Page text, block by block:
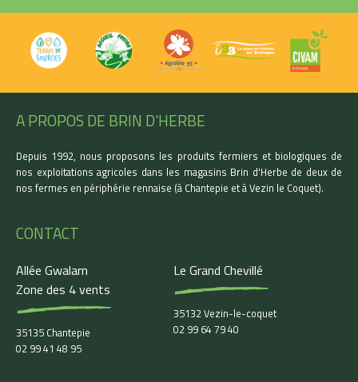
A PROPOS DE BRIN D'HERBE
Depuis 1992, nous proposons les produits fermiers et biologiques de
nos exploitations agricoles dans les magasins Brin d'Herbe de deux de
nos fermes en périphérie rennaise (à Chantepie et à Vezin le Coquet).
CONTACT
Allée Gwalarn
Zone des 4 vents
35135 Chantepie
02 99 41 48 95
Le Grand Chevillé
35132 Vezin-le-coquet
02 99 64 79 40